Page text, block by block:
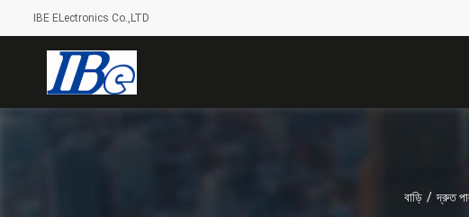
IBE ELectronics Co.,LTD
বাড়ি / দ্রুত